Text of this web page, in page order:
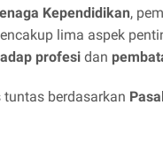
Kependidikan,
lima aspek
profesi dan
berdasarkan